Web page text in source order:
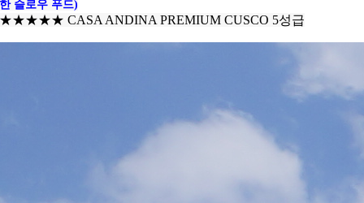
한 슬로우 푸드)
★★★★★ CASA ANDINA PREMIUM CUSCO 5성급